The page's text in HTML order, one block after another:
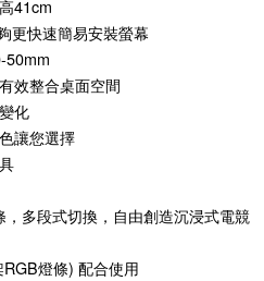
41cm
更快速簡易安裝螢幕
50mm
效整合桌面空間
化
讓您選擇
多段式切換，自由創造沉浸式電競
燈條) 配合使用